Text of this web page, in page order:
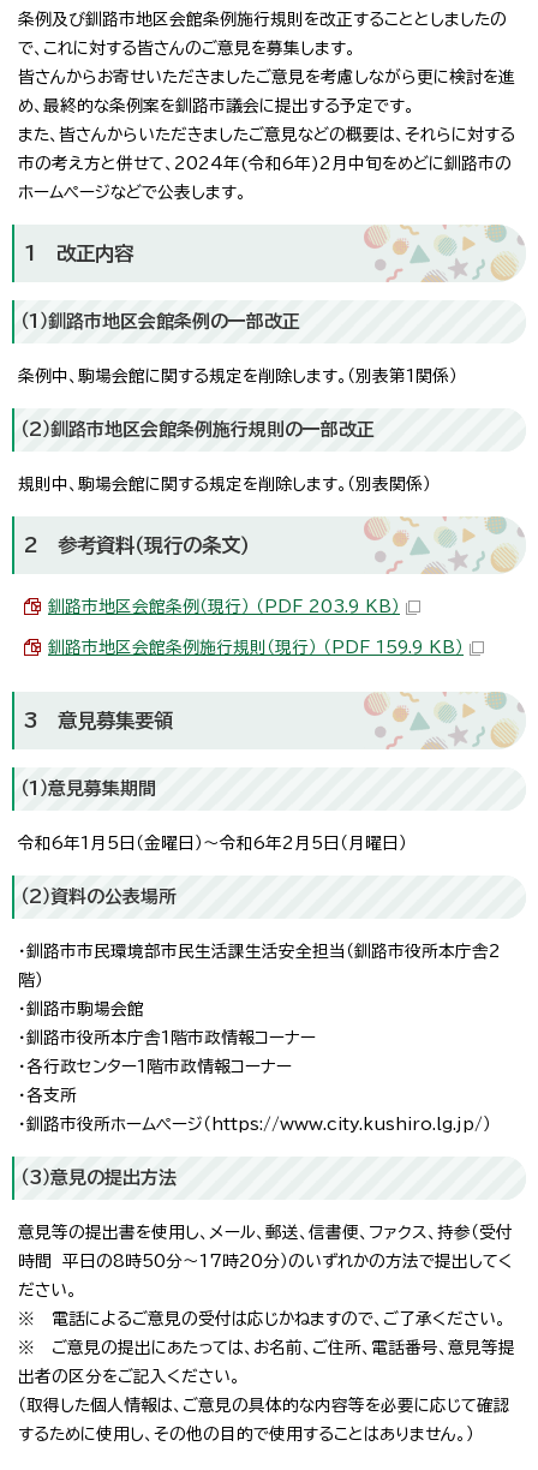
条例及び釧路市地区会館条例施行規則を改正することとしましたの
で、これに対する皆さんのご意見を募集します。
皆さんからお寄せいただきましたご意見を考慮しながら更に検討を進
め、最終的な条例案を釧路市議会に提出する予定です。
また、皆さんからいただきましたご意見などの概要は、それらに対する
市の考え方と併せて、2024年(令和6年)2月中旬をめどに釧路市の
ホームページなどで公表します。
1 改正内容
（1）釧路市地区会館条例の一部改正
条例中、駒場会館に関する規定を削除します。（別表第1関係）
（2）釧路市地区会館条例施行規則の一部改正
規則中、駒場会館に関する規定を削除します。（別表関係）
2 参考資料（現行の条文）
釧路市地区会館条例（現行） （PDF 203.9 KB）
釧路市地区会館条例施行規則（現行） （PDF 159.9 KB）
3 意見募集要領
（1）意見募集期間
令和6年1月5日（金曜日）～令和6年2月5日（月曜日）
（2）資料の公表場所
・釧路市市民環境部市民生活課生活安全担当（釧路市役所本庁舎2
階）
・釧路市駒場会館
・釧路市役所本庁舎1階市政情報コーナー
・各行政センター1階市政情報コーナー
・各支所
・釧路市役所ホームページ（https://www.city.kushiro.lg.jp/）
（3）意見の提出方法
意見等の提出書を使用し、メール、郵送、信書便、ファクス、持参（受付
時間 平日の8時50分～17時20分）のいずれかの方法で提出してく
ださい。
※ 電話によるご意見の受付は応じかねますので、ご了承ください。
※ ご意見の提出にあたっては、お名前、ご住所、電話番号、意見等提
出者の区分をご記入ください。
（取得した個人情報は、ご意見の具体的な内容等を必要に応じて確認
するために使用し、その他の目的で使用することはありません。）